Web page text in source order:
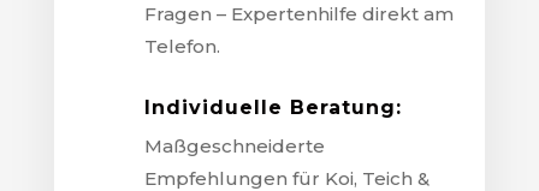
Fragen – Expertenhilfe direkt am
Telefon.
Individuelle Beratung:
Maßgeschneiderte
Empfehlungen für Koi, Teich &